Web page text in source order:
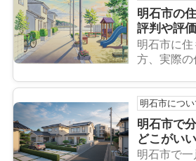
明石市の
評判や評
明石市に
方、実際の
明石市につい
明石市で
どこがい
徴や選び
明石市で